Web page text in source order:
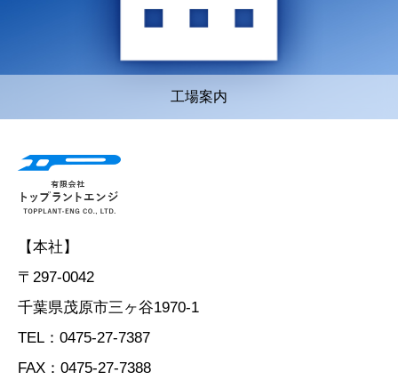
工場案内
【本社】
〒297-0042
千葉県茂原市三ヶ谷1970-1
TEL：0475-27-7387
FAX：0475-27-7388